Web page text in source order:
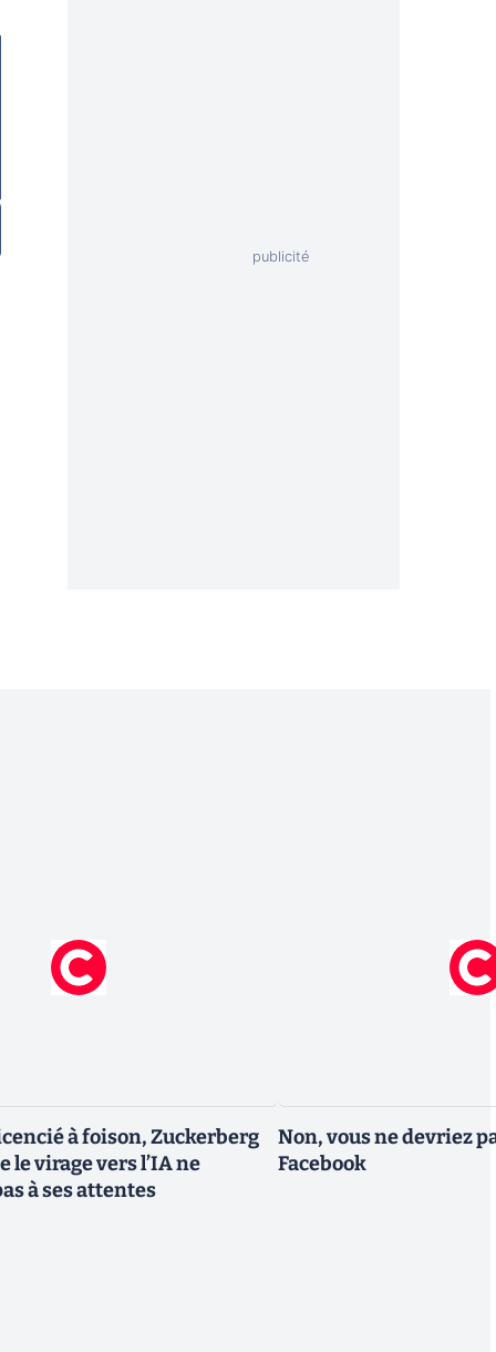
à foison, Zuckerberg
le virage vers l’IA ne
à ses attentes
Non, vous ne devriez
Facebook